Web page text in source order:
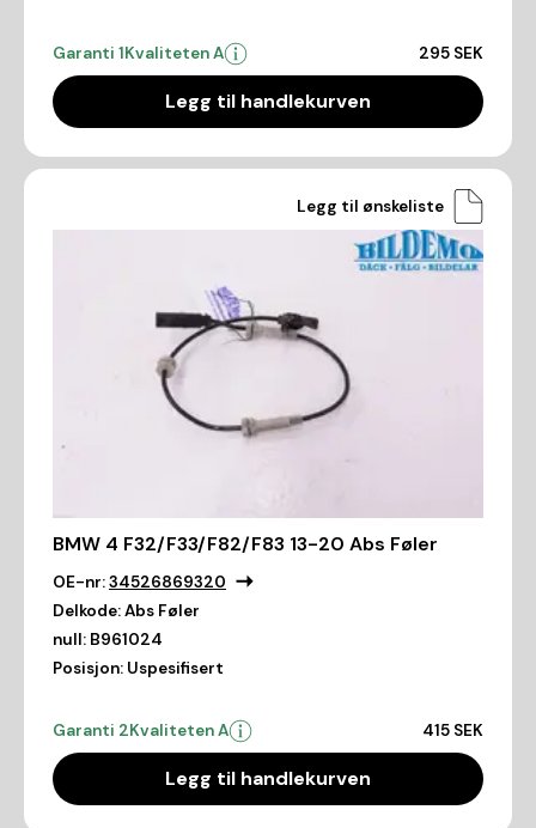
Garanti 1Kvaliteten A 295 SEK
Legg til handlekurven
Legg til ønskeliste
BMW 4 F32/F33/F82/F83 13-20 Abs Føler
OE-nr:34526869320
Delkode:Abs Føler
null: B961024
Posisjon: Uspesifisert
Garanti 2Kvaliteten A 415 SEK
Legg til handlekurven